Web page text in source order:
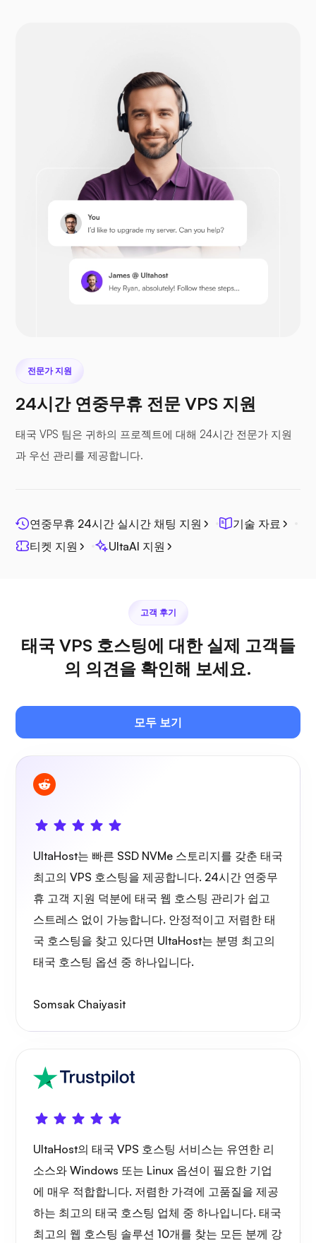
드루팔
오픈카트
시파일
포토프리즘
오운캐스트
와이어가드
궁금하다
전문가 지원
24시간 연중무휴 전문 VPS 지원
태국 VPS 팀은 귀하의 프로젝트에 대해 24시간 전문가 지원
과 우선 관리를 제공합니다.
연중무휴 24시간 실시간 채팅 지원
기술 자료
티켓 지원
UltaAI 지원
고객 후기
태국 VPS 호스팅에 대한 실제 고객들
의 의견을 확인해 보세요.
모두 보기
UltaHost는 빠른 SSD NVMe 스토리지를 갖춘 태국
최고의 VPS 호스팅을 제공합니다. 24시간 연중무
휴 고객 지원 덕분에 태국 웹 호스팅 관리가 쉽고
스트레스 없이 가능합니다. 안정적이고 저렴한 태
국 호스팅을 찾고 있다면 UltaHost는 분명 최고의
태국 호스팅 옵션 중 하나입니다.
Somsak Chaiyasit
UltaHost의 태국 VPS 호스팅 서비스는 유연한 리
소스와 Windows 또는 Linux 옵션이 필요한 기업
에 매우 적합합니다. 저렴한 가격에 고품질을 제공
하는 최고의 태국 호스팅 업체 중 하나입니다. 태국
최고의 웹 호스팅 솔루션 10개를 찾는 모든 분께 강